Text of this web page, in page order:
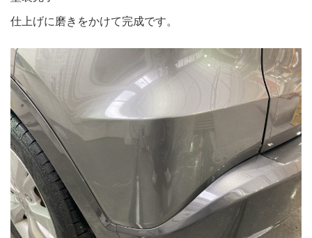
仕上げに磨きをかけて完成です。